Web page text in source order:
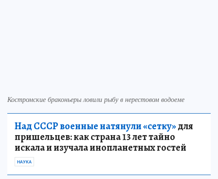
Костромские браконьеры ловили рыбу в нерестовом водоеме
Над СССР военные натянули «сетку»для
пришельцев: как страна 13 лет тайно
искала и изучала инопланетных гостей
НАУКА